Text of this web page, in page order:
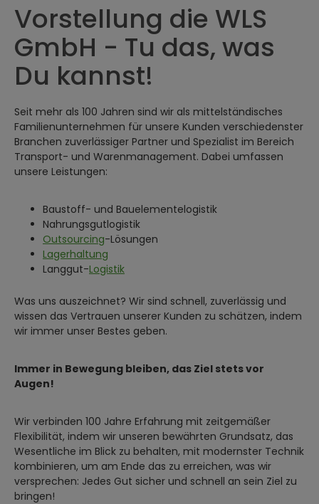
Vorstellung die WLS
GmbH - Tu das, was
Du kannst!
Seit mehr als 100 Jahren sind wir als mittelständisches
Familienunternehmen für unsere Kunden verschiedenster
Branchen zuverlässiger Partner und Spezialist im Bereich
Transport- und Warenmanagement. Dabei umfassen
unsere Leistungen:
Baustoff- und Bauelementelogistik
Nahrungsgutlogistik
Outsourcing-Lösungen
Lagerhaltung
Langgut-Logistik
Was uns auszeichnet? Wir sind schnell, zuverlässig und
wissen das Vertrauen unserer Kunden zu schätzen, indem
wir immer unser Bestes geben.
Immer in Bewegung bleiben, das Ziel stets vor
Augen!
Wir verbinden 100 Jahre Erfahrung mit zeitgemäßer
Flexibilität, indem wir unseren bewährten Grundsatz, das
Wesentliche im Blick zu behalten, mit modernster Technik
kombinieren, um am Ende das zu erreichen, was wir
versprechen: Jedes Gut sicher und schnell an sein Ziel zu
bringen!